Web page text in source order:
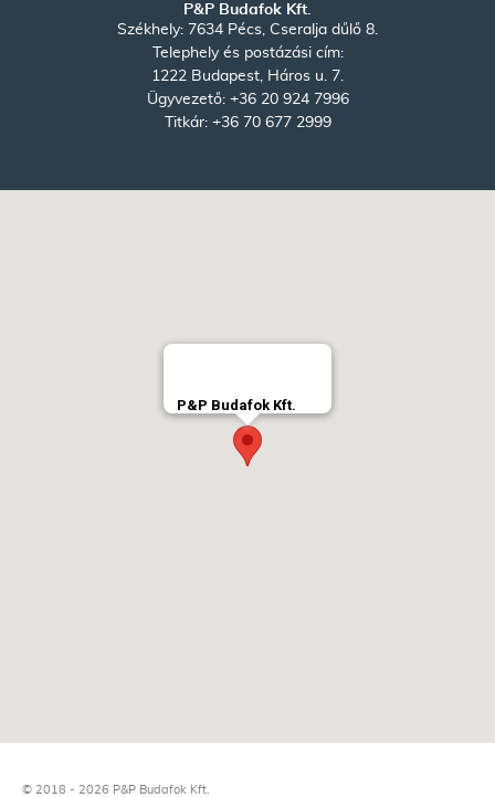
P&P Budafok Kft.
Székhely: 7634 Pécs, Cseralja dűlő 8.
Telephely és postázási cím:
1222 Budapest, Háros u. 7.
Ügyvezető: +36 20 924 7996
Titkár: +36 70 677 2999
P&P Budafok Kft.
© 2018 - 2026 P&P Budafok Kft.